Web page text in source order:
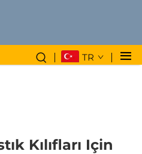
TR
Kılıfları Için